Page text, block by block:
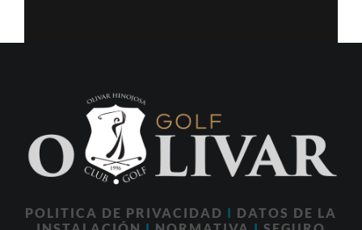
POLITICA DE PRIVACIDAD I DATOS DE LA